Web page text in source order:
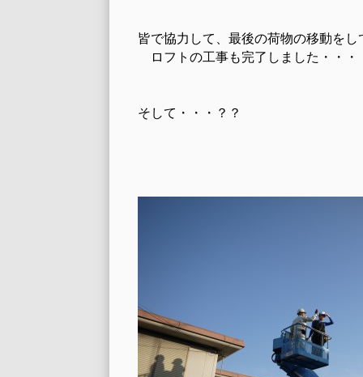
皆で協力して、最後の荷物の移動をし
ロフトの工事も完了しました・・・
そして・・・？？